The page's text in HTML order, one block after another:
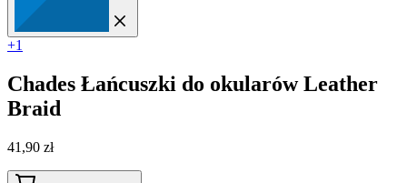
+1
Chades Łańcuszki do okularów Leather
Braid
41,90 zł